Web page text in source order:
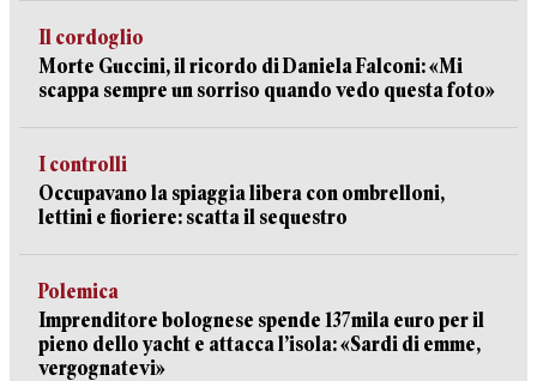
Il cordoglio
Morte Guccini, il ricordo di Daniela Falconi: «Mi
scappa sempre un sorriso quando vedo questa foto»
I controlli
Occupavano la spiaggia libera con ombrelloni,
lettini e fioriere: scatta il sequestro
Polemica
Imprenditore bolognese spende 137mila euro per il
pieno dello yacht e attacca l’isola: «Sardi di emme,
vergognatevi»